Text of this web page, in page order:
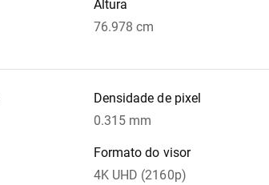
Altura
76.978 cm
Densidade de pixel
0.315 mm
Formato do visor
4K UHD (2160p)